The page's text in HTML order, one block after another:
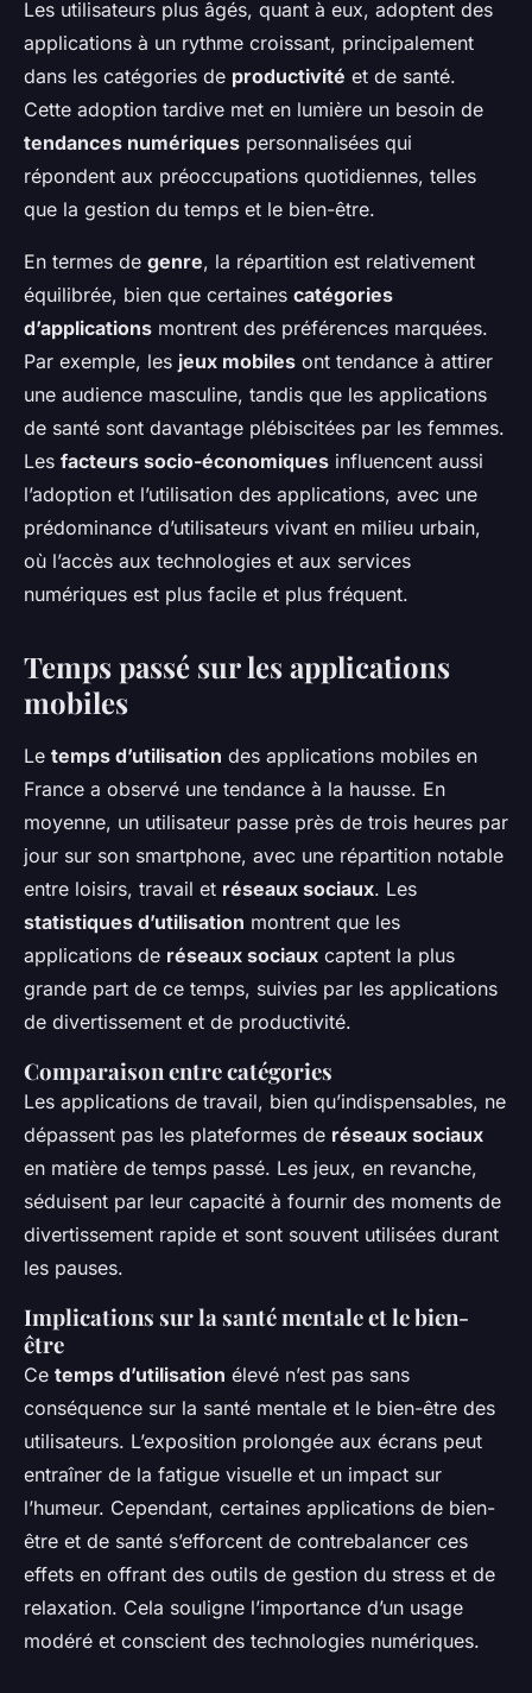
Les utilisateurs plus âgés, quant à eux, adoptent des
applications à un rythme croissant, principalement
dans les catégories de productivité et de santé.
Cette adoption tardive met en lumière un besoin de
tendances numériques personnalisées qui
répondent aux préoccupations quotidiennes, telles
que la gestion du temps et le bien-être.
En termes de genre, la répartition est relativement
équilibrée, bien que certaines catégories
d’applications montrent des préférences marquées.
Par exemple, les jeux mobiles ont tendance à attirer
une audience masculine, tandis que les applications
de santé sont davantage plébiscitées par les femmes.
Les facteurs socio-économiques influencent aussi
l’adoption et l’utilisation des applications, avec une
prédominance d’utilisateurs vivant en milieu urbain,
où l’accès aux technologies et aux services
numériques est plus facile et plus fréquent.
Temps passé sur les applications
mobiles
Le temps d’utilisation des applications mobiles en
France a observé une tendance à la hausse. En
moyenne, un utilisateur passe près de trois heures par
jour sur son smartphone, avec une répartition notable
entre loisirs, travail et réseaux sociaux. Les
statistiques d’utilisation montrent que les
applications de réseaux sociaux captent la plus
grande part de ce temps, suivies par les applications
de divertissement et de productivité.
Comparaison entre catégories
Les applications de travail, bien qu’indispensables, ne
dépassent pas les plateformes de réseaux sociaux
en matière de temps passé. Les jeux, en revanche,
séduisent par leur capacité à fournir des moments de
divertissement rapide et sont souvent utilisées durant
les pauses.
Implications sur la santé mentale et le bien-
être
Ce temps d’utilisation élevé n’est pas sans
conséquence sur la santé mentale et le bien-être des
utilisateurs. L’exposition prolongée aux écrans peut
entraîner de la fatigue visuelle et un impact sur
l’humeur. Cependant, certaines applications de bien-
être et de santé s’efforcent de contrebalancer ces
effets en offrant des outils de gestion du stress et de
relaxation. Cela souligne l’importance d’un usage
modéré et conscient des technologies numériques.